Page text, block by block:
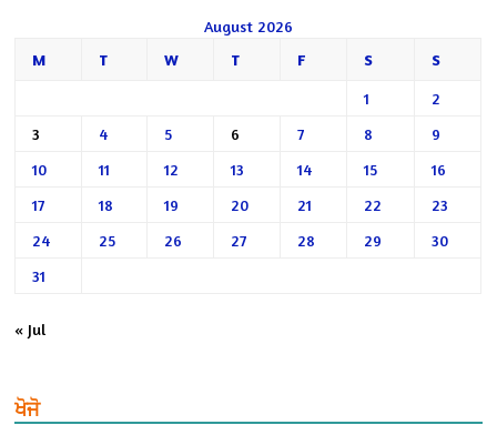
August 2026
M
T W T F S S
1
2
3
4 5 6 7 8
9
10
11 12 13 14 15
16
17
18 19 20 21 22
23
24
25 26 27 28 29
30
31
« Jul
ਖੋਜੋ